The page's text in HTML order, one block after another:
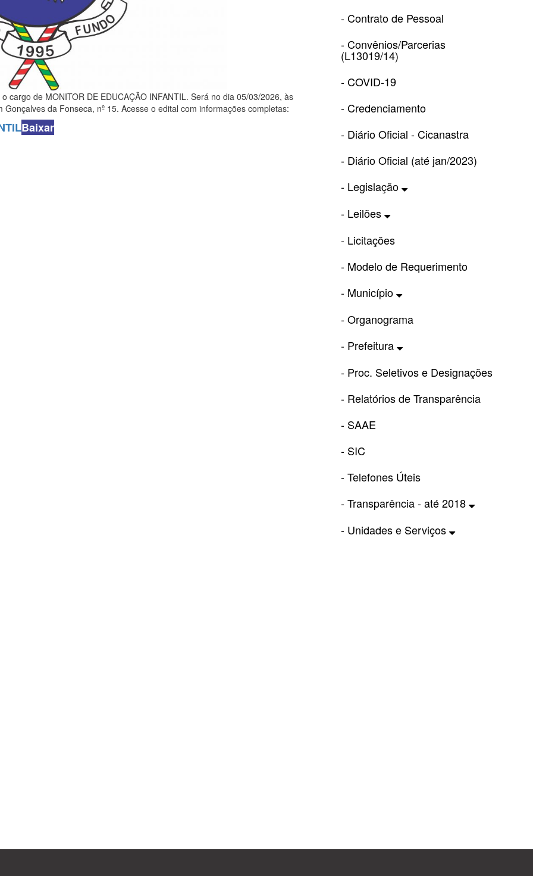
cargo de MONITOR DE EDUCAÇÃO INFANTIL. Será no dia 05/03/2026, às
da Fonseca, nº 15. Acesse o edital com informações completas:
Baixar
- Contrato de Pessoal
- Convênios/Parcerias
(L13019/14)
- COVID-19
- Credenciamento
- Diário Oficial - Cicanastra
- Diário Oficial (até jan/2023)
- Legislação
- Leilões
- Licitações
- Modelo de Requerimento
- Município
- Organograma
- Prefeitura
- Proc. Seletivos e Designações
- Relatórios de Transparência
- SAAE
- SIC
- Telefones Úteis
- Transparência - até 2018
- Unidades e Serviços